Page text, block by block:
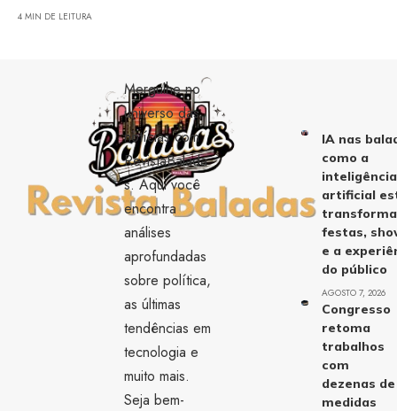
4 MIN DE LEITURA
Mergulhe no
universo das
notícias com
RevistaBalada
s. Aqui você
encontra
análises
aprofundadas
sobre política,
as últimas
tendências em
tecnologia e
muito mais.
Seja bem-
IA nas
como a
inteligência
artificial
festas,
e a
do público
AGOSTO 7, 2026
Congresso
retoma
trabalhos
com
dezenas de
medidas